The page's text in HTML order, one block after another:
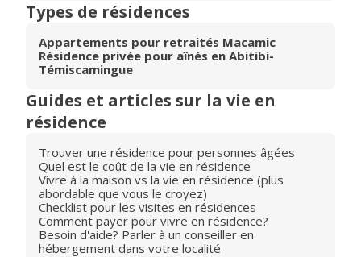
Types de résidences
Appartements pour retraités Macamic
Résidence privée pour aînés en Abitibi-
Témiscamingue
Guides et articles sur la vie en
résidence
Trouver une résidence pour personnes âgées
Quel est le coût de la vie en résidence
Vivre à la maison vs la vie en résidence (plus
abordable que vous le croyez)
Checklist pour les visites en résidences
Comment payer pour vivre en résidence?
Besoin d'aide? Parler à un conseiller en
hébergement dans votre localité